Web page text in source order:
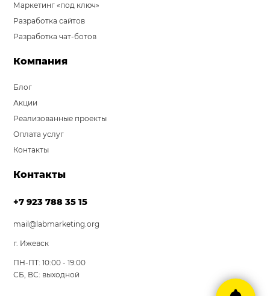
Маркетинг «под ключ»
Разработка сайтов
Разработка чат-ботов
Компания
Блог
Акции
Реализованные проекты
Оплата услуг
Контакты
Контакты
+7 923 788 35 15
mail@labmarketing.org
г. Ижевск
ПН-ПТ: 10:00 - 19:00
СБ, ВС: выходной